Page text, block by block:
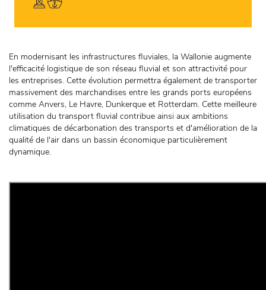
En modernisant les infrastructures fluviales, la Wallonie augmente
l'efficacité logistique de son réseau fluvial et son attractivité pour
les entreprises. Cette évolution permettra également de transporter
massivement des marchandises entre les grands ports européens
comme Anvers, Le Havre, Dunkerque et Rotterdam. Cette meilleure
utilisation du transport fluvial contribue ainsi aux ambitions
climatiques de décarbonation des transports et d'amélioration de la
qualité de l'air dans un bassin économique particulièrement
dynamique.